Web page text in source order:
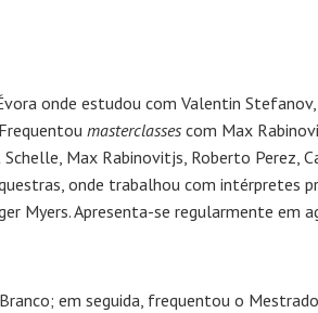
onde estudou com Valentin
masterclasses com Max
Max Rabinovitjs, Roberto Perez,
onde trabalhou com intérpretes
Myers. Apresenta-se regularmente em
em seguida, frequentou o